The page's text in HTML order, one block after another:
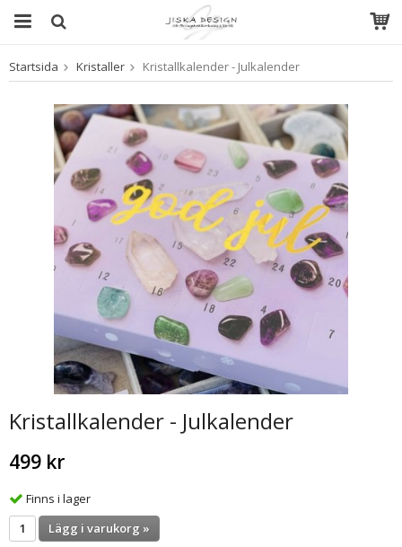
Produkten har blivit tillagd i varukorgen
Startsida Kristaller Kristallkalender - Julkalender
Kristallkalender - Julkalender
499 kr
Finns i lager
Lägg i varukorg »